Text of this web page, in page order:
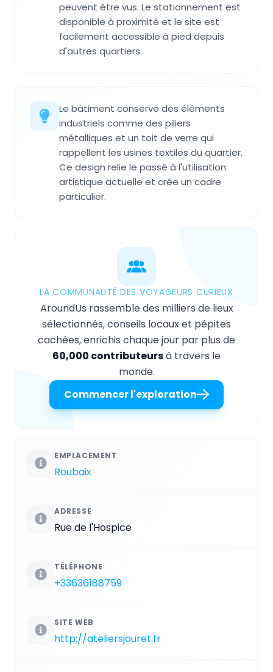
peuvent être vus. Le stationnement est
disponible à proximité et le site est
facilement accessible à pied depuis
d'autres quartiers.
Le bâtiment conserve des éléments
industriels comme des piliers
métalliques et un toit de verre qui
rappellent les usines textiles du quartier.
Ce design relie le passé à l'utilisation
artistique actuelle et crée un cadre
particulier.
LA COMMUNAUTÉ DES VOYAGEURS CURIEUX
AroundUs rassemble des milliers de lieux
sélectionnés, conseils locaux et pépites
cachées, enrichis chaque jour par plus de
60,000 contributeursà travers le
monde.
Commencer l'exploration
EMPLACEMENT
Roubaix
ADRESSE
Rue de l'Hospice
TÉLÉPHONE
+33636188759
SITE WEB
http://ateliersjouret.fr